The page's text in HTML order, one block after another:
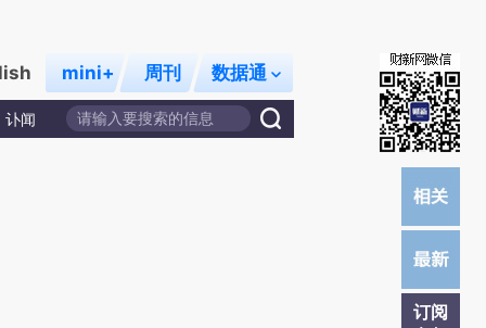
mini+ 周刊 数据通
讣闻
订阅